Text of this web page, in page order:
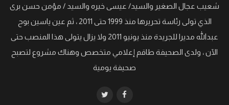
شعيب عجال الصغير والسيد/ عيسى خيره والسيد / مؤمن حسن برى
الذي تولى رئاسة تحريرها منذ 1999 حتى 2011 ، ثم عين ياسين بوح
عبدالله مديرا للجريدة منذ يونيو 2011 ولا يزال يتولى هذا المنصب حتى
الآن ، ولدى الصحيفة طاقم إعلامي متخصص وهناك مشروع لتصبح
صحيفة يومية